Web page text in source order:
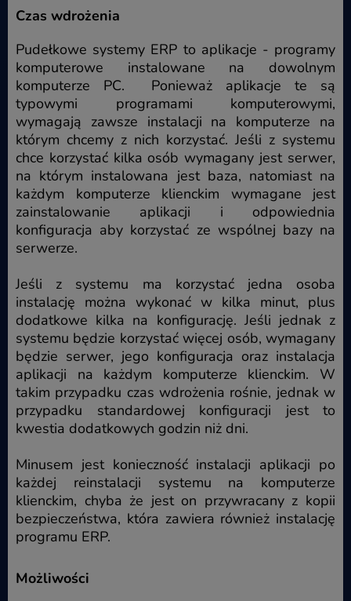
Czas wdrożenia
Pudełkowe systemy ERP to aplikacje - programy
komputerowe instalowane na dowolnym
komputerze PC. Ponieważ aplikacje te są
typowymi programami komputerowymi,
wymagają zawsze instalacji na komputerze na
którym chcemy z nich korzystać. Jeśli z systemu
chce korzystać kilka osób wymagany jest serwer,
na którym instalowana jest baza, natomiast na
każdym komputerze klienckim wymagane jest
zainstalowanie aplikacji i odpowiednia
konfiguracja aby korzystać ze wspólnej bazy na
serwerze.
Jeśli z systemu ma korzystać jedna osoba
instalację można wykonać w kilka minut, plus
dodatkowe kilka na konfigurację. Jeśli jednak z
systemu będzie korzystać więcej osób, wymagany
będzie serwer, jego konfiguracja oraz instalacja
aplikacji na każdym komputerze klienckim. W
takim przypadku czas wdrożenia rośnie, jednak w
przypadku standardowej konfiguracji jest to
kwestia dodatkowych godzin niż dni.
Minusem jest konieczność instalacji aplikacji po
każdej reinstalacji systemu na komputerze
klienckim, chyba że jest on przywracany z kopii
bezpieczeństwa, która zawiera również instalację
programu ERP.
Możliwości